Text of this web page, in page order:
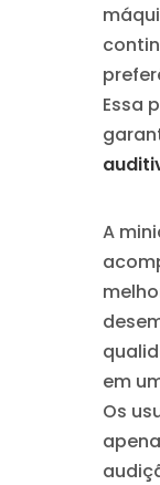
Essa
A
em
Os